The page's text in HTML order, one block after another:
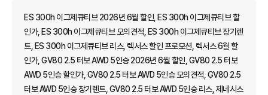
ES 300h 이그제큐티브 2026년 6월 할인, ES 300h 이그제큐티브 할
인가, ES 300h 이그제큐티브 모의견적, ES 300h 이그제큐티브 장기렌
트, ES 300h 이그제큐티브 리스, 렉서스 할인 프로모션, 렉서스 6월 할
인가, GV80 2.5 터보 AWD 5인승 2026년 6월 할인, GV80 2.5 터보
AWD 5인승 할인가, GV80 2.5 터보 AWD 5인승 모의견적, GV80 2.5
터보 AWD 5인승 장기렌트, GV80 2.5 터보 AWD 5인승 리스, 제네시스